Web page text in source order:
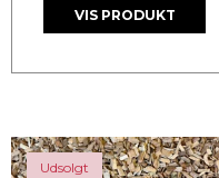
VIS PRODUKT
Udsolgt